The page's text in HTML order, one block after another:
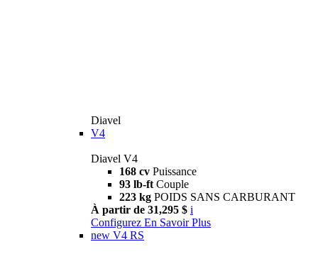
Diavel
V4
Diavel V4
168 cv Puissance
93 lb-ft Couple
223 kg POIDS SANS CARBURANT
À partir de 31,295 $ i
Configurez En Savoir Plus
new V4 RS